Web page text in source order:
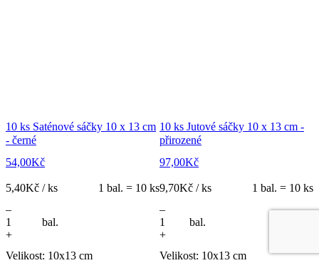
10 ks Saténové sáčky 10 x 13 cm
- černé
54,00Kč
5,40Kč / ks
1 bal. = 10 ks
–
bal.
+
10 ks Jutové sáčky 10 x 13 cm -
přirozené
97,00Kč
9,70Kč / ks
1 bal. = 10 ks
–
bal.
+
Velikost: 10x13 cm
Velikost: 10x13 cm